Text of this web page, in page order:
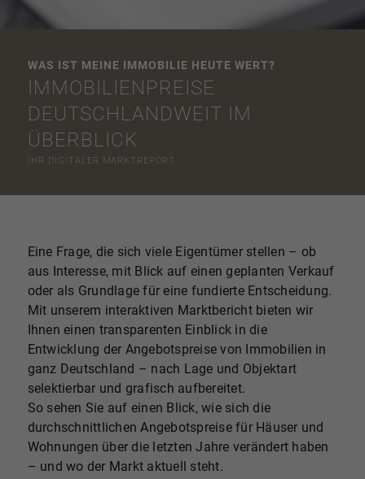
WAS IST MEINE IMMOBILIE HEUTE WERT?
IMMOBILIENPREISE
DEUTSCHLANDWEIT IM
ÜBERBLICK
IHR DIGITALER MARKTREPORT
Eine Frage, die sich viele Eigentümer stellen – ob
aus Interesse, mit Blick auf einen geplanten Verkauf
oder als Grundlage für eine fundierte Entscheidung.
Mit unserem interaktiven Marktbericht bieten wir
Ihnen einen transparenten Einblick in die
Entwicklung der Angebotspreise von Immobilien in
ganz Deutschland – nach Lage und Objektart
selektierbar und grafisch aufbereitet.
So sehen Sie auf einen Blick, wie sich die
durchschnittlichen Angebotspreise für Häuser und
Wohnungen über die letzten Jahre verändert haben
– und wo der Markt aktuell steht.